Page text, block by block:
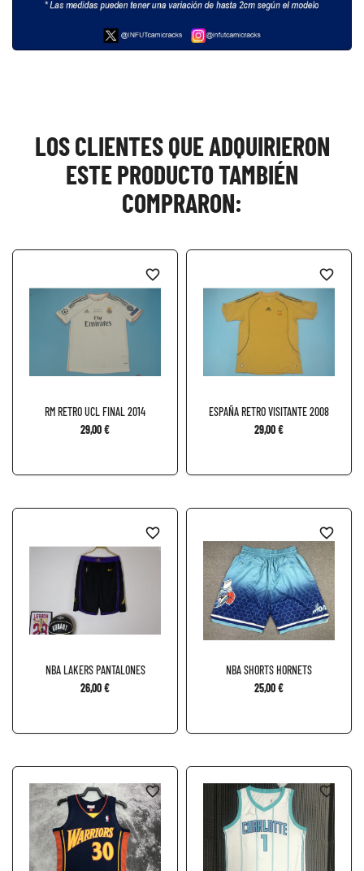
LOS CLIENTES QUE ADQUIRIERON
ESTE PRODUCTO TAMBIÉN
COMPRARON:
RM RETRO UCL FINAL 2014
29,00 €
favorite_border
ESPAÑA RETRO VISITANTE 2008
29,00 €
favorite_border
NBA LAKERS PANTALONES
26,00 €
favorite_border
NBA SHORTS HORNETS
25,00 €
favorite_border
favorite_border favorite_border